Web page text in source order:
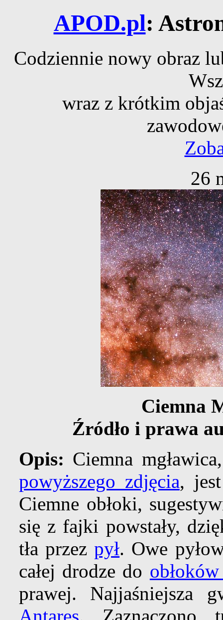
APOD.pl:
Codziennie nowy obraz
wraz z krótkim
26
Ciemna
Źródło i prawa
Opis: Ciemna
powyższego zdjęcia,
Ciemne obłoki,
się z fajki powstały,
tła przezpył. Owe
całej drodze do
prawej. Najjaśniejsza